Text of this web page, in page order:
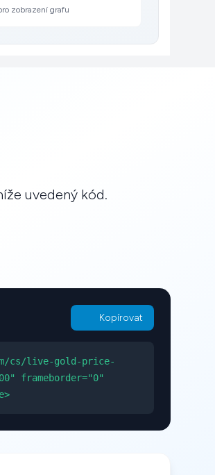
zobrazení grafu
uvedený kód.
Kopírovat
cs/live-gold-price-
frameborder="0"